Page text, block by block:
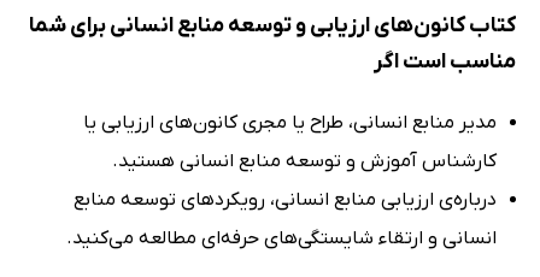
کتاب کانون‌های ارزیابی و توسعه منابع انسانی برای شما
مناسب است اگر
مدیر منابع انسانی، طراح یا مجری کانون‌های ارزیابی یا
کارشناس آموزش و توسعه منابع انسانی هستید.
درباره‌ی ارزیابی منابع انسانی، رویکردهای توسعه منابع
انسانی و ارتقاء شایستگی‌های حرفه‌ای مطالعه می‌کنید.